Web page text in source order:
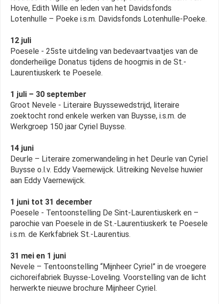
Hove, Edith Wille en leden van het Davidsfonds
Lotenhulle – Poeke i.s.m. Davidsfonds Lotenhulle-Poeke.
12 juli
Poesele - 25ste uitdeling van bedevaartvaatjes van de
donderheilige Donatus tijdens de hoogmis in de St.-
Laurentiuskerk te Poesele.
1 juli – 30 september
Groot Nevele - Literaire Buyssewedstrijd, literaire
zoektocht rond enkele werken van Buysse, i.s.m. de
Werkgroep 150 jaar Cyriel Buysse.
14 juni
Deurle – Literaire zomerwandeling in het Deurle van Cyriel
Buysse o.l.v. Eddy Vaernewijck. Uitreiking Nevelse huwier
aan Eddy Vaernewijck.
1 juni tot 31 december
Poesele - Tentoonstelling De Sint-Laurentiuskerk en –
parochie van Poesele in de St.-Laurentiuskerk te Poesele
i.s.m. de Kerkfabriek St.-Laurentius.
31 mei en 1 juni
Nevele – Tentoonstelling “Mijnheer Cyriel” in de vroegere
cichoreifabriek Buysse-Loveling. Voorstelling van de licht
herwerkte nieuwe brochure Mijnheer Cyriel.